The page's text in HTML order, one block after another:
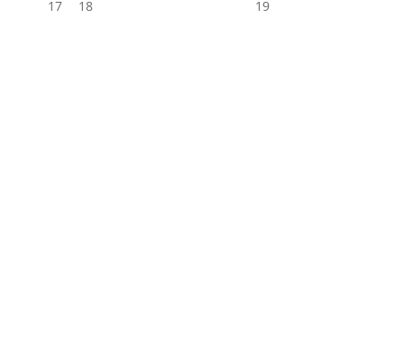
17 18 19